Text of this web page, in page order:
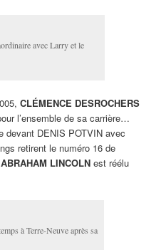
avec Larry et le
CLÉMENCE DESROCHERS
l’ensemble de sa carrière…
devant DENIS POTVIN avec
retirent le numéro 16 de
ABRAHAM LINCOLN est réélu
à Terre-Neuve après sa